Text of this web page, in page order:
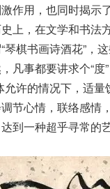
作用，也同时揭示
上，在文学和书法
琴棋书画诗酒花”，
凡事都要讲求个“度”
允许的情况下，适
节心情，联络感情
到一种超乎寻常的